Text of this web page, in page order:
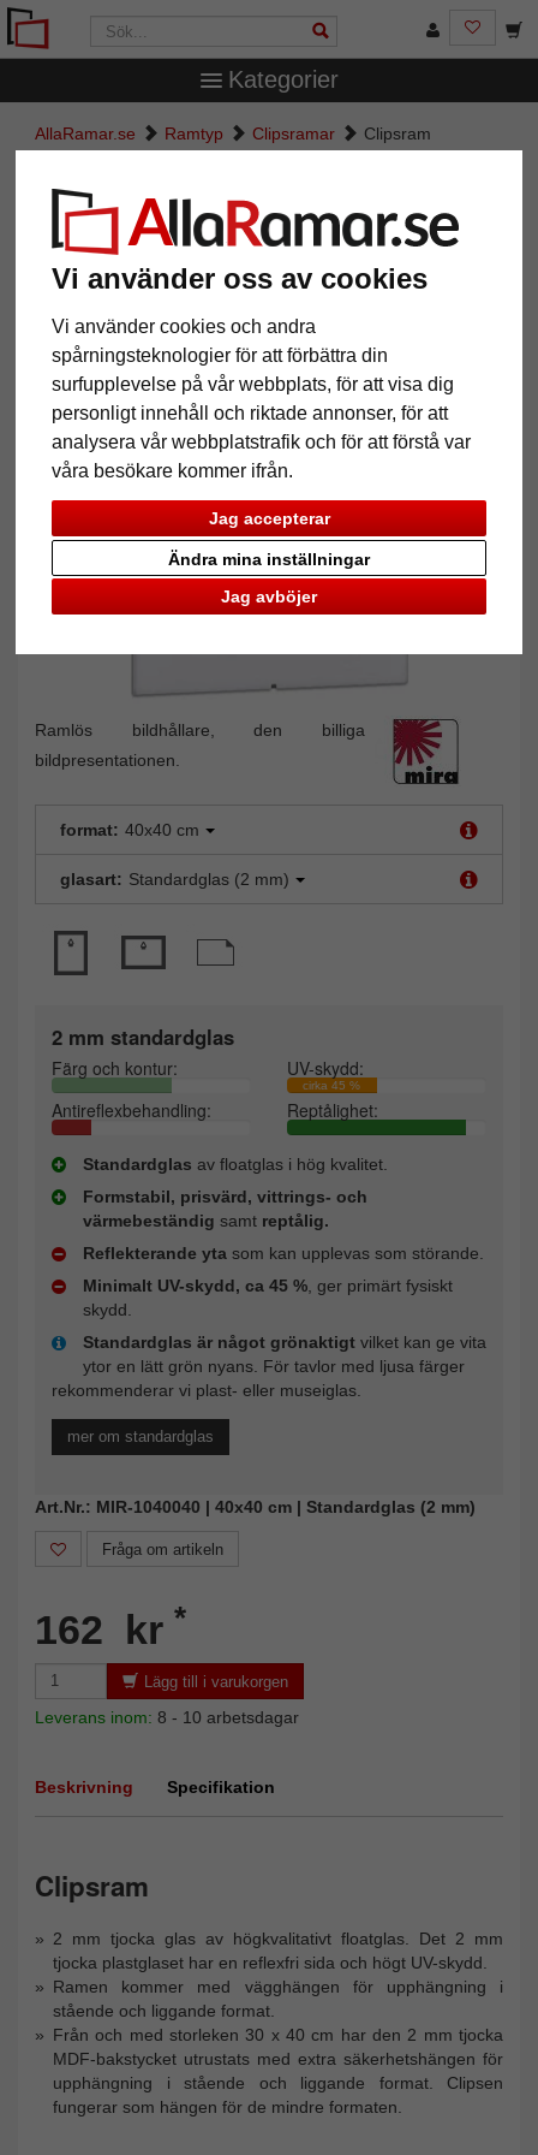
Vi använder oss av cookies
Vi använder cookies och andra
spårningsteknologier för att förbättra din
surfupplevelse på vår webbplats, för att visa dig
personligt innehåll och riktade annonser, för att
analysera vår webbplatstrafik och för att förstå var
våra besökare kommer ifrån.
Jag accepterar
Jag avböjer
Ändra mina inställningar
Kategorier
AllaRamar.se Ramtyp Clipsramar Clipsram
Clipsram
Ramlös bildhållare, den billiga
bildpresentationen.
format: 40x40 cm
glasart: Standardglas (2 mm)
2 mm standardglas
Färg och kontur: UV-skydd:
cirka 45 %
Antireflexbehandling: Reptålighet:
Standardglas av floatglas i hög kvalitet.
Formstabil, prisvärd, vittrings- och
värmebeständig samt reptålig.
Reflekterande yta som kan upplevas som störande.
Minimalt UV-skydd, ca 45 % , ger primärt fysiskt
skydd.
Standardglas är något grönaktigt vilket kan ge vita
ytor en lätt grön nyans. För tavlor med ljusa färger
rekommenderar vi plast- eller museiglas.
mer om standardglas
Art.Nr.: MIR-1040040 | 40x40 cm | Standardglas (2 mm)
Fråga om artikeln
162 kr *
Lägg till i varukorgen
Leverans inom: 8 - 10 arbetsdagar
Beskrivning Specifikation
Clipsram
2 mm tjocka glas av högkvalitativt floatglas. Det 2 mm
tjocka plastglaset har en reflexfri sida och högt UV-skydd.
Ramen kommer med vägghängen för upphängning i
stående och liggande format.
Från och med storleken 30 x 40 cm har den 2 mm tjocka
MDF-bakstycket utrustats med extra säkerhetshängen för
upphängning i stående och liggande format. Clipsen
fungerar som hängen för de mindre formaten.